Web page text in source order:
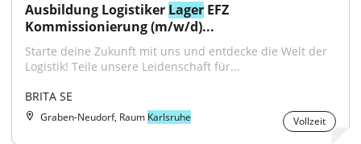
Ausbildung Logistiker Lager EFZ
Kommissionierung (m/w/d)...
Starte deine Zukunft mit uns und entdecke die Welt der
Logistik! Teile unsere Leidenschaft für...
BRITA SE
Graben-Neudorf, Raum Karlsruhe Vollzeit